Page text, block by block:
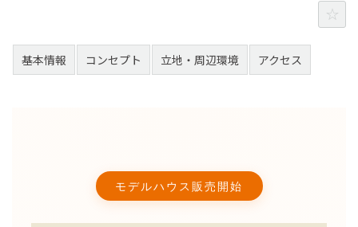
基本情報 コンセプト 立地・周辺環境 アクセス
モデルハウス販売開始